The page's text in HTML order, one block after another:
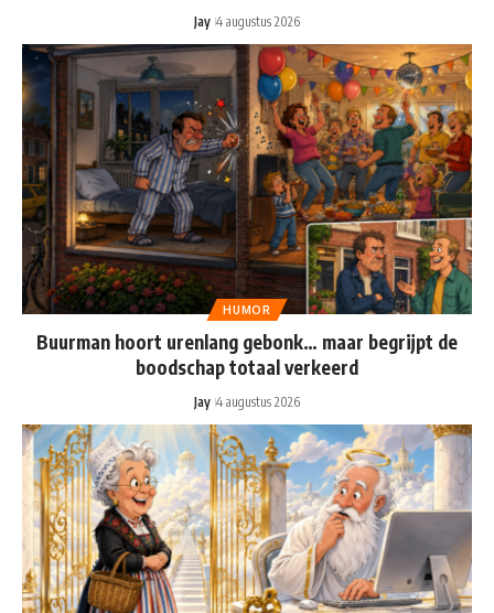
Jay 4 augustus 2026
HUMOR
Buurman hoort urenlang gebonk… maar begrijpt de
boodschap totaal verkeerd
Jay 4 augustus 2026